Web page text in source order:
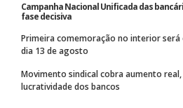
Campanha Nacional Unificada das
fase decisiva
Primeira comemoração no interior será
dia 13 de agosto
Movimento sindical cobra aumento
lucratividade dos bancos